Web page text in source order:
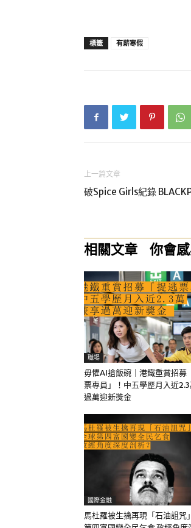
標籤 有薪寒假
上一篇文章
破Spice Girls紀錄
相關文章 你會
職場
毋懼AI搶飯碗｜港鐵重賞招募
票專員」！中五學歷月入近
過萬迎新獎金
國際金融
馬杜羅被生擒再現「石油詛咒